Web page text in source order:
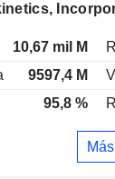
10,67 mil M
9597,4 M
95,8 %